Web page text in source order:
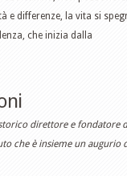
e differenze, la vita si
che inizia dalla
direttore e fondatore
che è insieme un augurio